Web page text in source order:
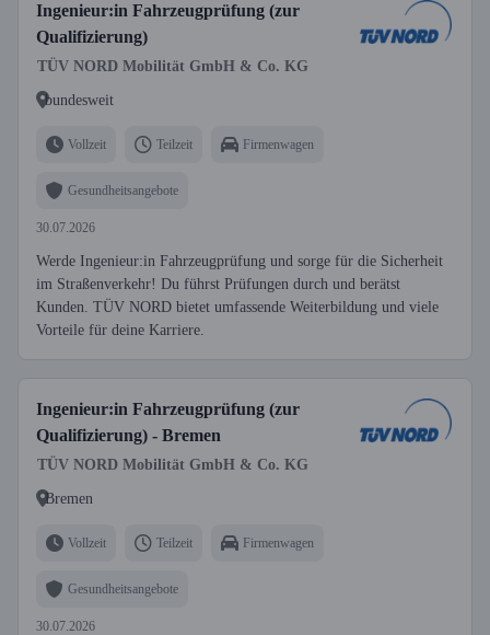
Ingenieur:in Fahrzeugprüfung (zur
Qualifizierung)
TÜV NORD Mobilität GmbH & Co. KG
bundesweit
Vollzeit Teilzeit Firmenwagen
Gesundheitsangebote
30.07.2026
Werde Ingenieur:in Fahrzeugprüfung und sorge für die Sicherheit
im Straßenverkehr! Du führst Prüfungen durch und berätst
Kunden. TÜV NORD bietet umfassende Weiterbildung und viele
Vorteile für deine Karriere.
Ingenieur:in Fahrzeugprüfung (zur
Qualifizierung) - Bremen
TÜV NORD Mobilität GmbH & Co. KG
Bremen
Vollzeit Teilzeit Firmenwagen
Gesundheitsangebote
30.07.2026